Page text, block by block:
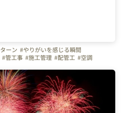
ーン #やりがいを感じる瞬間
#管工事 #施工管理 #配管工 #空調
末年始 #賞与
#株式会社三ツ星工業